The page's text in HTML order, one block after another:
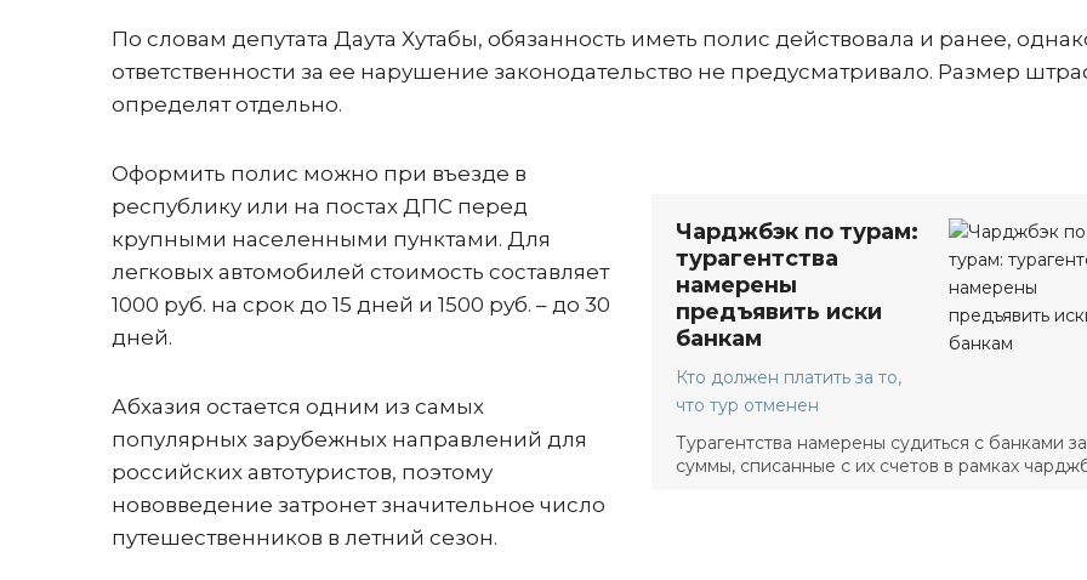
По словам депутата Даута Хутабы, обязанность иметь полис действовала и ранее,
ответственности за ее нарушение законодательство не предусматривало. Размер
определят отдельно.
Чарджбэк по турам:
турагентства
намерены
предъявить иски
банкам
Кто должен платить за то,
что тур отменен
Турагентства намерены судиться с банками за
суммы, списанные с их счетов в рамках
Оформить полис можно при въезде в
республику или на постах ДПС перед
крупными населенными пунктами. Для
легковых автомобилей стоимость составляет
1000 руб. на срок до 15 дней и 1500 руб. – до 30
дней.
Абхазия остается одним из самых
популярных зарубежных направлений для
российских автотуристов, поэтому
нововведение затронет значительное число
путешественников в летний сезон.